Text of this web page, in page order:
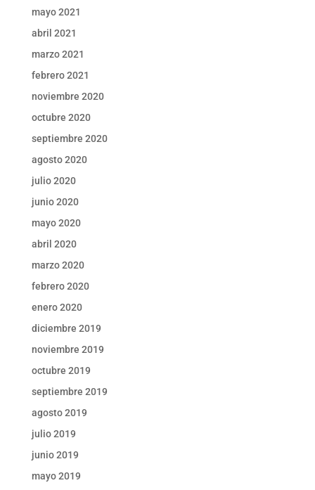
mayo 2021
abril 2021
marzo 2021
febrero 2021
noviembre 2020
octubre 2020
septiembre 2020
agosto 2020
julio 2020
junio 2020
mayo 2020
abril 2020
marzo 2020
febrero 2020
enero 2020
diciembre 2019
noviembre 2019
octubre 2019
septiembre 2019
agosto 2019
julio 2019
junio 2019
mayo 2019